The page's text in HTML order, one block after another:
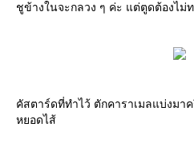
ชูข้างในจะกลวง ๆ ค่ะ แต่ตูดต้องไม่
คัสตาร์ดที่ทำไว้ ตักคาราเมลแบ่งมา
หยอดไส้